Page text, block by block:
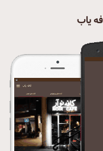
یاب